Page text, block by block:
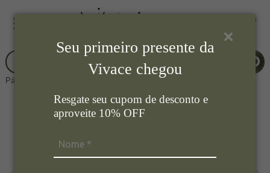
Seu primeiro presente da
Vivace chegou
Resgate seu cupom de desconto e
aproveite 10% OFF
Página Inicial